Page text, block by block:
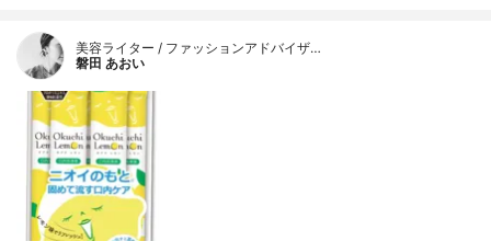
美容ライター / ファッションアドバイザ…
磐田 あおい